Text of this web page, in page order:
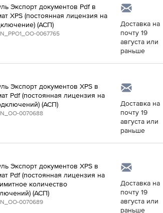
Экспорт документов Pdf в
XPS (постоянная лицензия на
(АСП)
0067765
Доставка на
почту 19
августа или
раньше
Экспорт документов XPS в
Pdf (постоянная лицензия на
(АСП)
0070688
Доставка на
почту 19
августа или
раньше
Экспорт документов XPS в
Pdf (постоянная лицензия на
количество
(АСП)
0070689
Доставка на
почту 19
августа или
раньше